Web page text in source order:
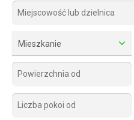
Mieszkanie